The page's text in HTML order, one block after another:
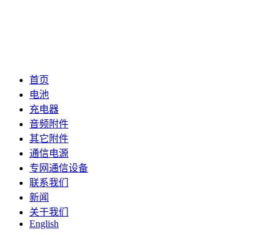
首页
电池
充电器
音频附件
其它附件
通信电源
专网通信设备
联系我们
新闻
关于我们
English